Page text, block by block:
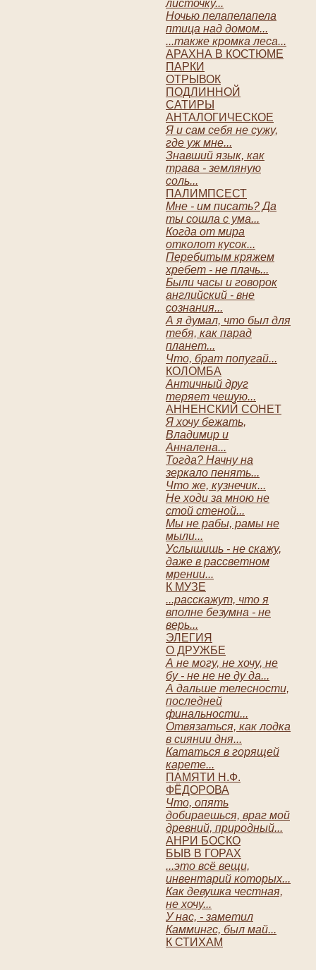
листочку...
Ночью пелапелапела
птица над домом...
...также кромка леса...
АРАХНА В КОСТЮМЕ
ПАРКИ
ОТРЫВОК
ПОДЛИННОЙ
САТИРЫ
АНТАЛОГИЧЕСКОЕ
Я и сам себя не сужу,
где уж мне...
Знавший язык, как
трава - земляную
соль...
ПАЛИМПСЕСТ
Мне - им писать? Да
ты сошла с ума...
Когда от мира
отколот кусок...
Перебитым кряжем
хребет - не плачь...
Были часы и говорок
английский - вне
сознания...
А я думал, что был для
тебя, как парад
планет...
Что, брат попугай...
КОЛОМБА
Античный друг
теряет чешую...
АННЕНСКИЙ СОНЕТ
Я хочу бежать,
Владимир и
Анналена...
Тогда? Начну на
зеркало пенять...
Что же, кузнечик...
Не ходи за мною не
стой стеной...
Мы не рабы, рамы не
мыли...
Услышишь - не скажу,
даже в рассветном
мрении...
К МУЗЕ
...расскажут, что я
вполне безумна - не
верь...
ЭЛЕГИЯ
О ДРУЖБЕ
А не могу, не хочу, не
бу - не не не ду да...
А дальше телесности,
последней
финальности...
Отвязаться, как лодка
в сиянии дня...
Кататься в горящей
карете...
ПАМЯТИ Н.Ф.
ФËДОРОВА
Что, опять
добираешься, враг мой
древний, природный...
АНРИ БОСКО
БЫВ В ГОРАХ
...это всë вещи,
инвентарий которых...
Как девушка честная,
не хочу...
У нас, - заметил
Каммингс, был май...
К СТИХАМ